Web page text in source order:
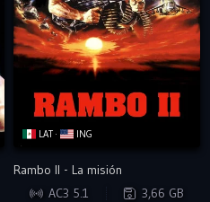
LAT · ING
WEB-DL
Rambo II - La misión
AC3 5.1
3,66 GB